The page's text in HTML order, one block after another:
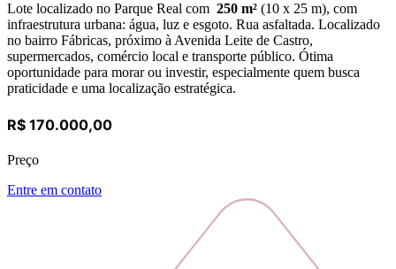
Lote localizado no Parque Real com 250 m² (10 x 25 m), com
infraestrutura urbana: água, luz e esgoto. Rua asfaltada. Localizado
no bairro Fábricas, próximo à Avenida Leite de Castro,
supermercados, comércio local e transporte público. Ótima
oportunidade para morar ou investir, especialmente quem busca
praticidade e uma localização estratégica.
R$ 170.000,00
Preço
Entre em contato